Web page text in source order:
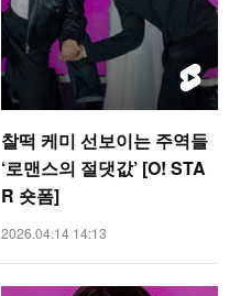
찰떡 케미 선보이는 주역들
‘로맨스의 절댓값’ [O! STA
R 숏폼]
2026.04.14 14:13